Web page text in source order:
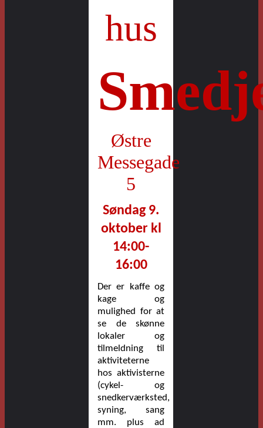
hus
Østre
Messegade
5
Søndag 9.
oktober kl
14:00-
16:00
Der er kaffe og
kage og
mulighed for at
se de skønne
lokaler og
tilmeldningtil
aktiviteterne
hos aktivisterne
(cykel- og
snedkerværksted,
syning, sang
mm. plus ad